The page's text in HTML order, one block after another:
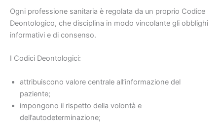
Ogni professione sanitaria è regolata da un proprio Codice
Deontologico, che disciplina in modo vincolante gli obblighi
informativi e di consenso.
I Codici Deontologici:
attribuiscono valore centrale all’informazione del
paziente;
impongono il rispetto della volontà e
dell’autodeterminazione;